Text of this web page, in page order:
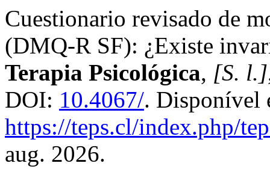
Cuestionario revisado de
(DMQ-R SF): ¿Existe
Terapia Psicológica, [S. l.]
DOI: 10.4067/. Disponível
https://teps.cl/index.php/
aug. 2026.